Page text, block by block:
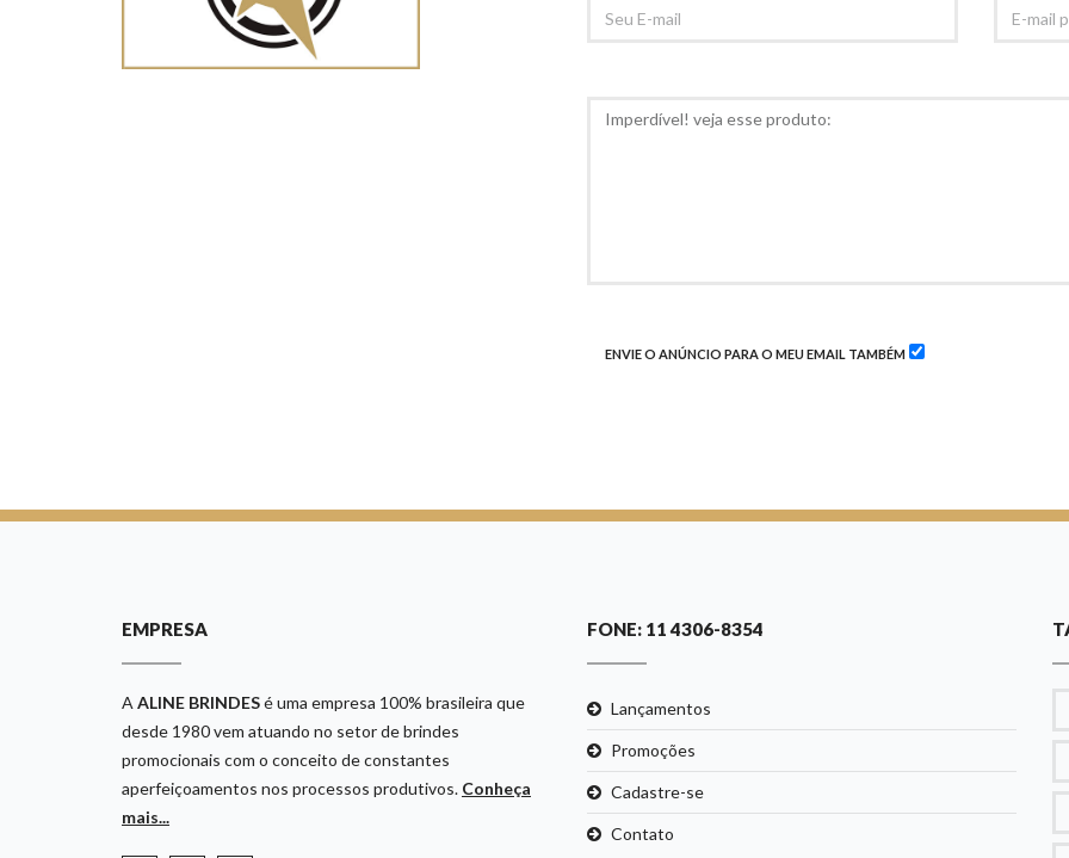
EMAIL
MAIL
ENVIE O ANÚNCIO PARA O MEU EMAIL TAMBÉM
EMPRESA
A ALINE BRINDESé uma empresa 100% brasileira que
desde 1980 vem atuando no setor de brindes
promocionais com o conceito de constantes
aperfeiçoamentos nos processos produtivos. Conheça
mais...
FONE: 11 4306-8354
Lançamentos
Promoções
Cadastre-se
Contato